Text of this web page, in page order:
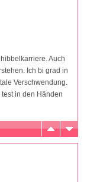
Auch
Ich bi grad in
Verschwendung.
in den Händen